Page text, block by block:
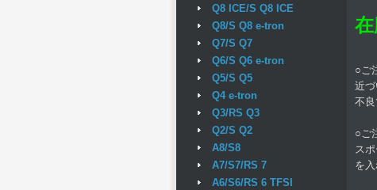
Q8 ICE/S Q8 ICE
Q8/S Q8 e-tron
Q7/S Q7
Q6/S Q6 e-tron
Q5/S Q5
Q4 e-tron
Q3/RS Q3
Q2/S Q2
A8/S8
A7/S7/RS 7
A6/S6/RS 6 TFSI
○ご
近
不
○ご
ス
を